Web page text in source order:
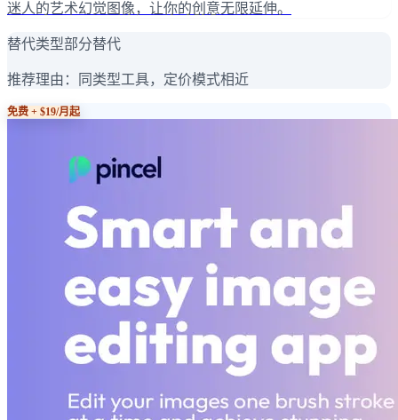
迷人的艺术幻觉图像，让你的创意无限延伸。
替代类型部分替代
推荐理由： 同类型工具，定价模式相近
免费 + $19/月起